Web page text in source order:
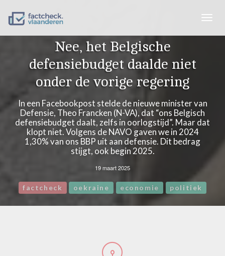
Nee, het Belgische
defensiebudget daalde niet
onder de vorige regering
In een Facebookpost stelde de nieuwe minister van
Defensie, Theo Francken (N-VA), dat “ons Belgisch
defensiebudget daalt, zelfs in oorlogstijd”. Maar dat
klopt niet. Volgens de NAVO gaven we in 2024
1,30% van ons BBP uit aan defensie. Dit bedrag
stijgt, ook begin 2025.
19 maart 2025
factcheck oekraine economie politiek